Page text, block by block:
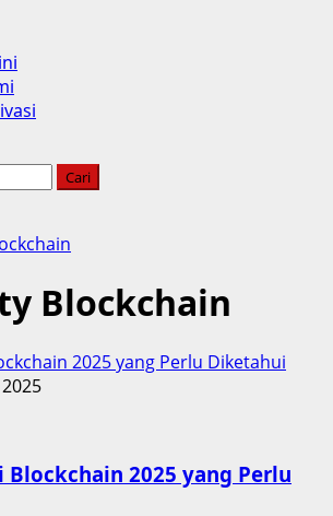
Blockchain
2025 yang Perlu Diketahui
Blockchain 2025 yang Perlu